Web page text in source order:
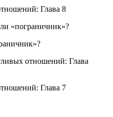
Глава 8
Глава 7